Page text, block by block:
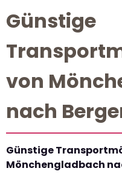
Günstige
von
nach
Günstige
Mönchengladbach